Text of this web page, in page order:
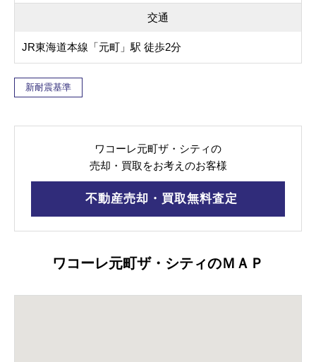
交通
JR東海道本線「元町」駅 徒歩2分
新耐震基準
ワコーレ元町ザ・シティの
売却・買取をお考えのお客様
不動産売却・買取無料査定
ワコーレ元町ザ・シティのＭＡＰ